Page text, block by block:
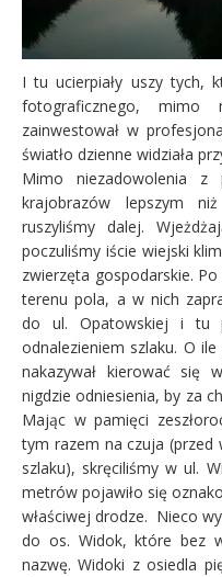
I tu ucierpiały uszy tych,
fotograficznego,
zainwestował w
światło dzienne widziała
Mimo niezadowolenia z
krajobrazów lepszym
ruszyliśmy dalej.
poczuliśmy iście wiejski
zwierzęta gospodarskie.
terenu pola, a w nich
do ul. Opatowskiej i tu
odnalezieniem szlaku. O
nakazywał kierować się
nigdzie odniesienia, by za
Mając w pamięci
tym razem na czuja (przed
szlaku), skręciliśmy w ul.
metrów pojawiło się
właściwej drodze. Nieco
do os. Widok, które bez
nazwę. Widoki z osiedla